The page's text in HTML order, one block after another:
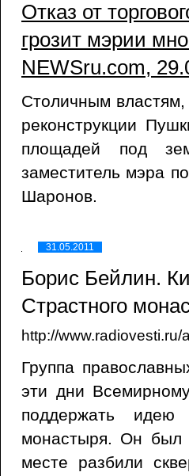
Отказ от
грозит мэрии
NEWSru.com,
Столичным властям,
реконструкции
площадей под
заместитель мэра
Шаронов.
31.05.2011
Борис Бейлин.
Страстного
http://
Группа
эти дни
поддержать идею
монастыря. Он был
месте разбили